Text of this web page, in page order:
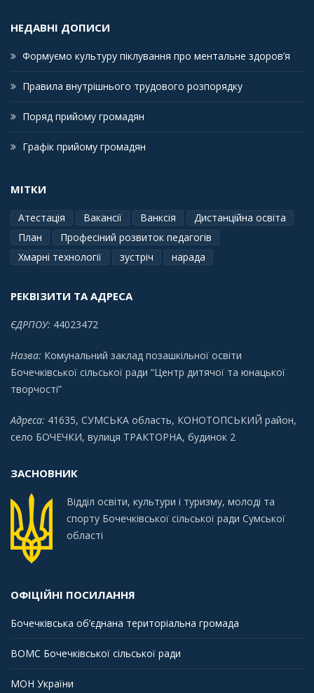
НЕДАВНІ ДОПИСИ
Формуємо культуру піклування про ментальне здоров’я
Правила внутрішнього трудового розпорядку
Поряд прийому громадян
Графік прийому громадян
МІТКИ
Атестація Вакансії Ванксія
Дистанційна освіта
План
Професіний розвиток педагогів
Хмарні технології
зустріч нарада
РЕКВІЗИТИ ТА АДРЕСА
ЄДРПОУ: 44023472
Назва: Комунальний заклад позашкільної освіти
Бочечківської сільської ради “Центр дитячої та юнацької
творчості”
Адреса: 41635, СУМСЬКА область, КОНОТОПСЬКИЙ район,
село БОЧЕЧКИ, вулиця ТРАКТОРНА, будинок 2
ЗАСНОВНИК
Відділ освіти, культури і туризму, молоді та
спорту Бочечківської сільської ради Сумської
області
ОФІЦІЙНІ ПОСИЛАННЯ
Бочечківська об’єднана територіальна громада
ВОМС Бочечківської сільської ради
МОН України